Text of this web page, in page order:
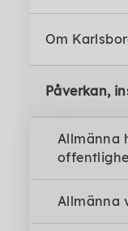
Om
Påverkan,
Allmänna
Allmänna